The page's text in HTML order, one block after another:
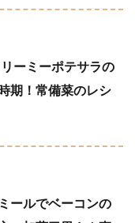
ーミーポテサラの
期！常備菜のレシ
ールでベーコンの